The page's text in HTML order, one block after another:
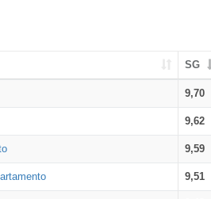
SG
9,70
9,62
9,59
9,51